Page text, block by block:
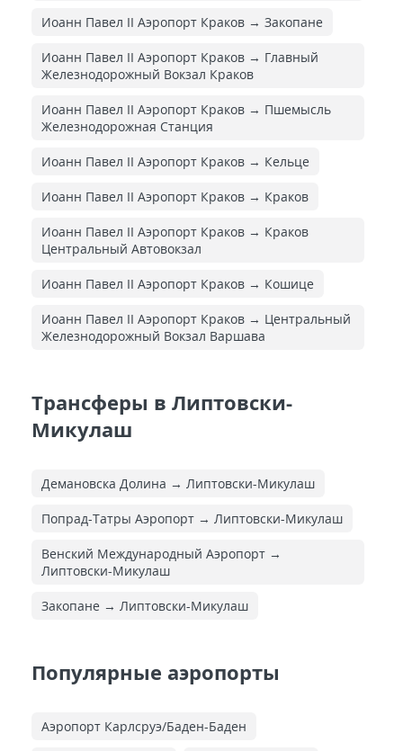
Иоанн Павел II Аэропорт Краков → Закопане
Иоанн Павел II Аэропорт Краков → Главный
Железнодорожный Вокзал Краков
Иоанн Павел II Аэропорт Краков → Пшемысль
Железнодорожная Cтанция
Иоанн Павел II Аэропорт Краков → Кельце
Иоанн Павел II Аэропорт Краков → Краков
Иоанн Павел II Аэропорт Краков → Краков
Центральный Автовокзал
Иоанн Павел II Аэропорт Краков → Кошице
Иоанн Павел II Аэропорт Краков → Центральный
Железнодорожный Вокзал Варшава
Трансферы в Липтовски-
Микулаш
Демановска Долина → Липтовски-Микулаш
Попрад-Татры Аэропорт → Липтовски-Микулаш
Венский Международный Аэропорт →
Липтовски-Микулаш
Закопане → Липтовски-Микулаш
Популярные аэропорты
Аэропорт Карлсруэ/Баден-Баден